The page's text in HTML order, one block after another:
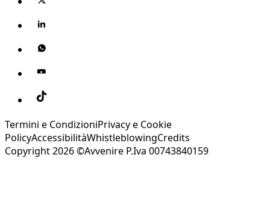
Termini e CondizioniPrivacy e Cookie
PolicyAccessibilitàWhistleblowingCredits
Copyright 2026 ©Avvenire P.Iva 00743840159